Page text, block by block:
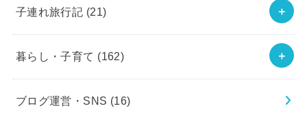
子連れ旅行記 (21)
暮らし・子育て (162)
ブログ運営・SNS (16)